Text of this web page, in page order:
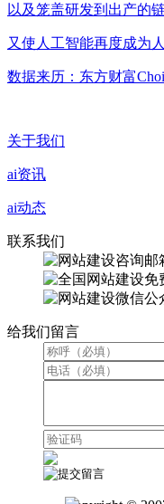
以及笼盖研发到出产的
又使人工智能再度成为
数据来历：东方财富
关于我们
ai资讯
ai动态
联系我们
微信公
给我们留言